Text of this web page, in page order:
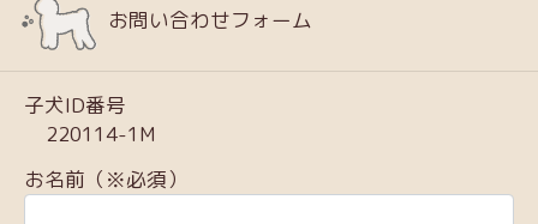
お問い合わせフォーム
子犬ID番号
220114-1M
お名前（※必須）